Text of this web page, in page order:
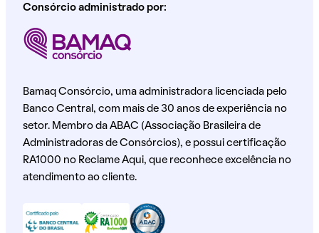
Consórcio administrado por:
Bamaq Consórcio, uma administradora licenciada pelo
Banco Central, com mais de 30 anos de experiência no
setor. Membro da ABAC (Associação Brasileira de
Administradoras de Consórcios), e possui certificação
RA1000 no Reclame Aqui, que reconhece excelência no
atendimento ao cliente.